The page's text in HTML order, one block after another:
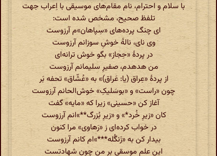
با سلام و احترام، نام مقام‌های موسیقی با اِعراب جهت
تلفظ صحیح، مشخص شده است:
ای چنگ پرده‌های «سِپاهان»م آرزوست
وی نای، نالۀ خوشِ سوزانم آرزوست
در پردۀ «حِجاز» بگو خوش ترانه‌ای
من هدهدم، صفیرِ سلیمانم آرزوست
از پردۀ «عِراق (یا: عَراق)» به «عُشّاق» تحفه بَر
چون «راست» و «بوسَلیکِ» خوش‌الحانم آرزوست
آغاز کن «حسینی» زیرا که «مایه» گفت
کان «زیرِ خُرد*» و «زیرِ بُزرگ**»انم آرزوست
در خواب کرده‌ای ز «رَهاوی» مرا کنون
بیدار کن به «زَنگُله‌***»ام کانم آرزوست
این علم موسقی بر من چون شهادتست